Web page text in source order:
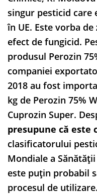
singur pesticid
în UE. Este vorba de
efect de fungicid.
produsul Perozin
companiei
2018 au fost
kg de Perozin 75%
Cuprozin Super.
presupune că este
clasificatorului
Mondiale a
este puțin probabil
procesul de utilizare.